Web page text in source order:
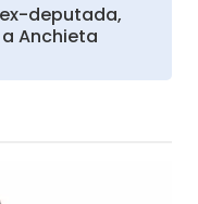
deputada,
Anchieta